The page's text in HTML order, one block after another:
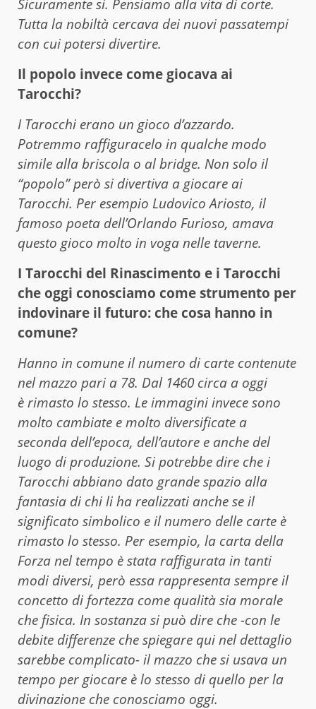
Sicuramente si. Pensiamo alla vita di corte.
Tutta la nobiltà cercava dei nuovi passatempi
con cui potersi divertire.
Il popolo invece come giocava ai
Tarocchi?
I Tarocchi erano un gioco d’azzardo.
Potremmo raffiguracelo in qualche modo
simile alla briscola o al bridge. Non solo il
“popolo” però si divertiva a giocare ai
Tarocchi. Per esempio Ludovico Ariosto, il
famoso poeta dell’Orlando Furioso, amava
questo gioco molto in voga nelle taverne.
I Tarocchi del Rinascimento e i Tarocchi
che oggi conosciamo come strumento per
indovinare il futuro: che cosa hanno in
comune?
Hanno in comune il numero di carte contenute
nel mazzo pari a 78. Dal 1460 circa a oggi
è rimasto lo stesso. Le immagini invece sono
molto cambiate e molto diversificate a
seconda dell’epoca, dell’autore e anche del
luogo di produzione. Si potrebbe dire che i
Tarocchi abbiano dato grande spazio alla
fantasia di chi li ha realizzati anche se il
significato simbolico e il numero delle carte è
rimasto lo stesso. Per esempio, la carta della
Forza nel tempo è stata raffigurata in tanti
modi diversi, però essa rappresenta sempre il
concetto di fortezza come qualità sia morale
che fisica. In sostanza si può dire che -con le
debite differenze che spiegare qui nel dettaglio
sarebbe complicato- il mazzo che si usava un
tempo per giocare è lo stesso di quello per la
divinazione che conosciamo oggi.